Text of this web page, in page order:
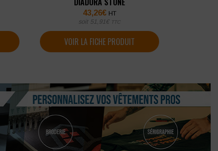
43,26€ HT
soit 51,91 € TTC
VOIR LA FICHE PRODUIT